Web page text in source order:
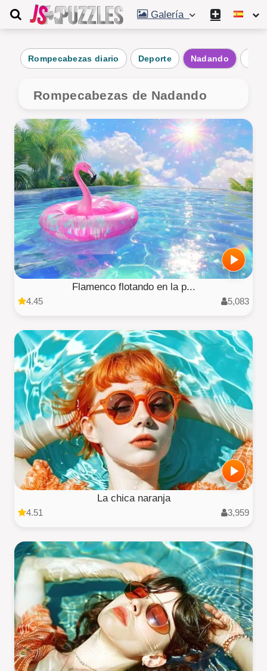
Galería
Rompecabezas diario Deporte Nadando
Rompecabezas de Nadando
Flamenco flotando en la p...
4.45 5,083
La chica naranja
4.51 3,959